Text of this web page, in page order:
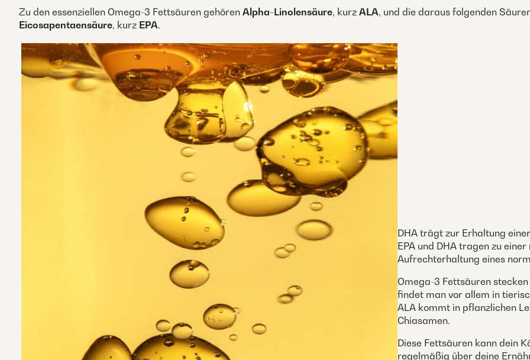
Zu den essenziellen Omega-3 Fettsäuren gehören Alpha-Linolensäure, kurz ALA, und die daraus folgenden
Eicosapentaensäure, kurz EPA.
DHA trägt zur Erhaltung
EPA und DHA tragen zu
Aufrechterhaltung eines
Omega-3 Fettsäuren
findet man vor allem in
ALA kommt in pflanzlichen
Chiasamen.
Diese Fettsäuren kann dein
regelmäßig über deine